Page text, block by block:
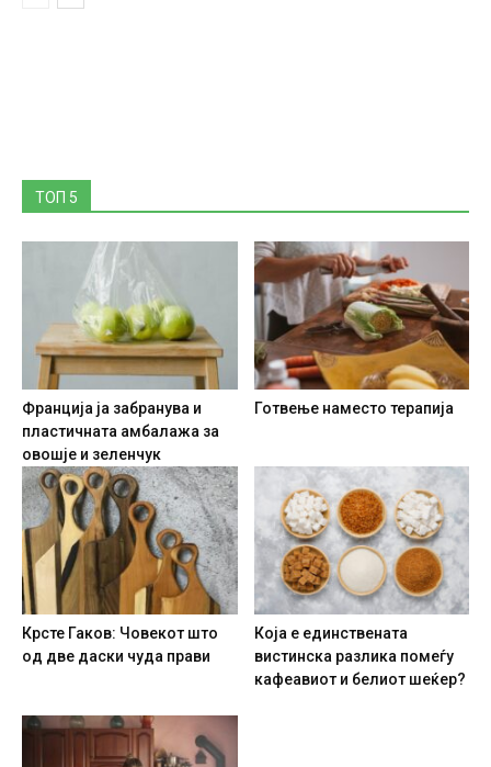
ТОП 5
Франција ја забранува и
пластичната амбалажа за
овошје и зеленчук
Готвење наместо терапија
Крсте Гаков: Човекот што
од две даски чуда прави
Која е единствената
вистинска разлика помеѓу
кафеавиот и белиот шеќер?